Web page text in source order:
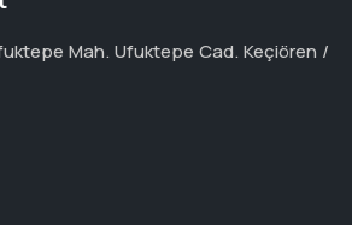
Mah. Ufuktepe Cad. Keçiören /